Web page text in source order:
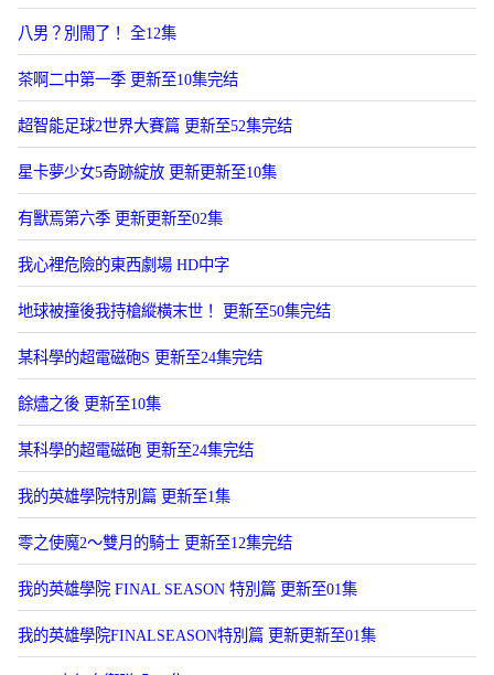
八男？別閙了！ 全12集
茶啊二中第一季 更新至10集完结
超智能足球2世界大賽篇 更新至52集完结
星卡夢少女5奇跡綻放 更新更新至10集
有獸焉第六季 更新更新至02集
我心裡危險的東西劇場 HD中字
地球被撞後我持槍縱橫末世！ 更新至50集完结
某科學的超電磁砲S 更新至24集完结
餘燼之後 更新至10集
某科學的超電磁砲 更新至24集完结
我的英雄學院特別篇 更新至1集
零之使魔2～雙月的騎士 更新至12集完结
我的英雄學院 FINAL SEASON 特別篇 更新至01集
我的英雄學院FINALSEASON特別篇 更新更新至01集